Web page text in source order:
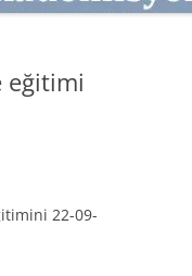
INTERDISCIPLINARY REFLECTIONS
MAĞAZA ATMOSFERINE
SATMAK
eğitimi
22-09-